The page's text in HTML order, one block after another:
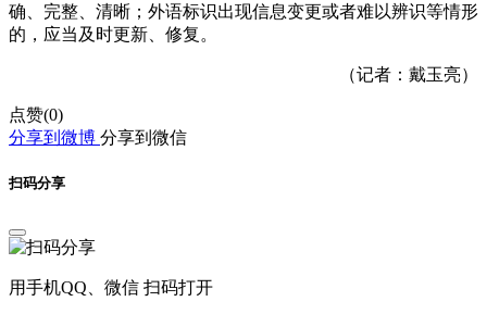
确、完整、清晰；外语标识出现信息变更或者难以辨识等情形
的，应当及时更新、修复。
（记者：戴玉亮）
点赞(0)
分享到微博 分享到微信
扫码分享
用手机QQ、微信 扫码打开